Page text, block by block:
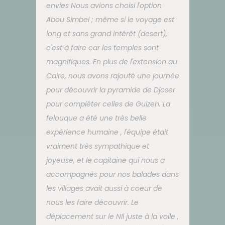
envies Nous avions choisi l'option
Abou Simbel ; même si le voyage est
long et sans grand intérêt (desert),
c'est à faire car les temples sont
magnifiques. En plus de l'extension au
Caire, nous avons rajouté une journée
pour découvrir la pyramide de Djoser
pour compléter celles de Guizeh. La
felouque a été une très belle
expérience humaine , l'équipe était
vraiment très sympathique et
joyeuse, et le capitaine qui nous a
accompagnés pour nos balades dans
les villages avait aussi à coeur de
nous les faire découvrir. Le
déplacement sur le NIl juste à la voile ,